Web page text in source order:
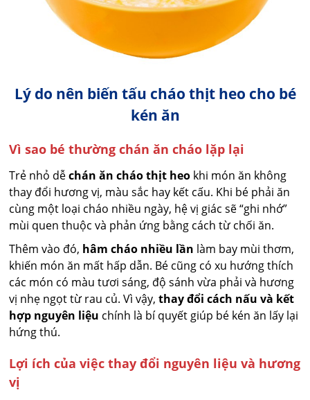
Lý do nên biến tấu cháo thịt heo cho bé
kén ăn
Vì sao bé thường chán ăn cháo lặp lại
Trẻ nhỏ dễchán ăn cháo thịt heo khi món ăn không
thay đổi hương vị, màu sắc hay kết cấu. Khi bé phải ăn
cùng một loại cháo nhiều ngày, hệ vị giác sẽ “ghi nhớ”
mùi quen thuộc và phản ứng bằng cách từ chối ăn.
Thêm vào đó, hâm cháo nhiều lần làm bay mùi thơm,
khiến món ăn mất hấp dẫn. Bé cũng có xu hướng thích
các món có màu tươi sáng, độ sánh vừa phải và hương
vị nhẹ ngọt từ rau củ. Vì vậy,thay đổi cách nấu và kết
hợp nguyên liệu chính là bí quyết giúp bé kén ăn lấy lại
hứng thú.
Lợi ích của việc thay đổi nguyên liệu và hương
vị